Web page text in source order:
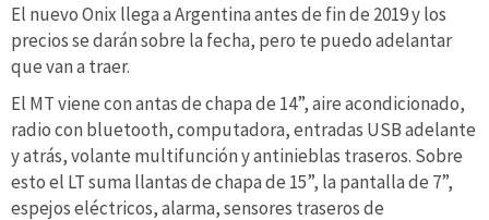
El nuevo Onix llega a Argentina antes de fin de 2019 y los
precios se darán sobre la fecha, pero te puedo adelantar
que van a traer.
El MT viene con antas de chapa de 14”, aire acondicionado,
radio con bluetooth, computadora, entradas USB adelante
y atrás, volante multifunción y antinieblas traseros. Sobre
esto el LT suma llantas de chapa de 15”, la pantalla de 7”,
espejos eléctricos, alarma, sensores traseros de